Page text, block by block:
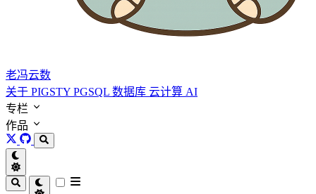
老冯云数
关于 PIGSTY PGSQL 数据库 云计算 AI
专栏
作品